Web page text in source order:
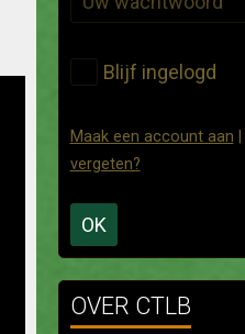
Blijf ingelogd
Maak een account aan
vergeten?
OK
OVER CTLB